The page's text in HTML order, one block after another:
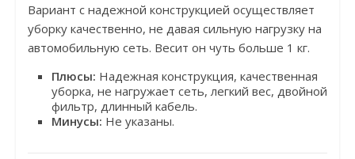
Вариант с надежной конструкцией осуществляет
уборку качественно, не давая сильную нагрузку на
автомобильную сеть. Весит он чуть больше 1 кг.
Плюсы: Надежная конструкция, качественная
уборка, не нагружает сеть, легкий вес, двойной
фильтр, длинный кабель.
Минусы: Не указаны.